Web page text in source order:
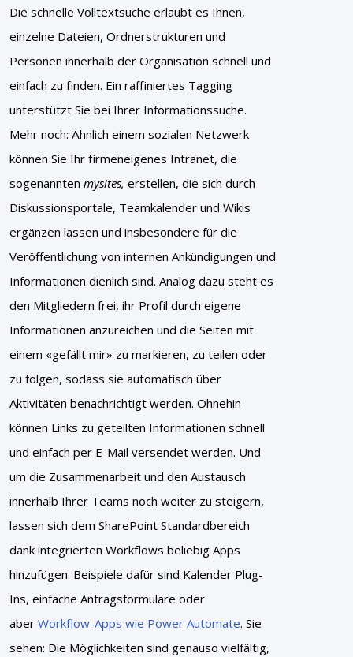
Die schnelle Volltextsuche erlaubt es Ihnen,
einzelne Dateien, Ordnerstrukturen und
Personen innerhalb der Organisation schnell und
einfach zu finden. Ein raffiniertes Tagging
unterstützt Sie bei Ihrer Informationssuche.
Mehr noch: Ähnlich einem sozialen Netzwerk
können Sie Ihr firmeneigenes Intranet, die
sogenannten mysites, erstellen, die sich durch
Diskussionsportale, Teamkalender und Wikis
ergänzen lassen und insbesondere für die
Veröffentlichung von internen Ankündigungen und
Informationen dienlich sind. Analog dazu steht es
den Mitgliedern frei, ihr Profil durch eigene
Informationen anzureichen und die Seiten mit
einem «gefällt mir» zu markieren, zu teilen oder
zu folgen, sodass sie automatisch über
Aktivitäten benachrichtigt werden. Ohnehin
können Links zu geteilten Informationen schnell
und einfach per E-Mail versendet werden. Und
um die Zusammenarbeit und den Austausch
innerhalb Ihrer Teams noch weiter zu steigern,
lassen sich dem SharePoint Standardbereich
dank integrierten Workflows beliebig Apps
hinzufügen. Beispiele dafür sind Kalender Plug-
Ins, einfache Antragsformulare oder
aber Workflow-Apps wie Power Automate. Sie
sehen: Die Möglichkeiten sind genauso vielfältig,